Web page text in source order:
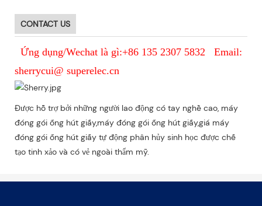
CONTACT US
Ứng dụng/Wechat là gì:+86 135 2307 5832 Email:
sherrycui@ superelec.cn
Được hỗ trợ bởi những người lao động có tay nghề cao, máy
đóng gói ống hút giấy,máy đóng gói ống hút giấy,giá máy
đóng gói ống hút giấy tự động phân hủy sinh học được chế
tạo tinh xảo và có vẻ ngoài thẩm mỹ.